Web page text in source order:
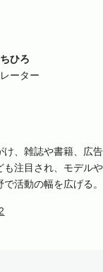
ひろ
ーター
け、雑誌や書籍、広告
も注目され、モデルや
活動の幅を広げる。